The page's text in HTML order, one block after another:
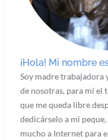
¡Hola! Mi nombre
Soy madre trabajadora
de nosotras, para mí el
que me queda libre
dedicárselo a mi
mucho a Internet para